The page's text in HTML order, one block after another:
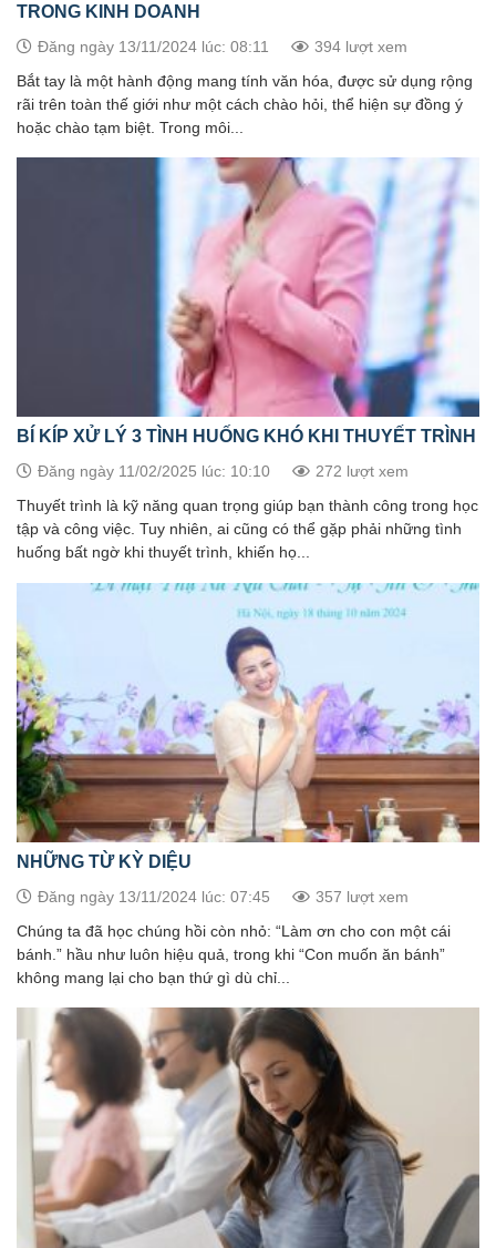
TRONG KINH DOANH
Đăng ngày 13/11/2024 lúc: 08:11 394 lượt xem
Bắt tay là một hành động mang tính văn hóa, được sử dụng rộng
rãi trên toàn thế giới như một cách chào hỏi, thể hiện sự đồng ý
hoặc chào tạm biệt. Trong môi...
BÍ KÍP XỬ LÝ 3 TÌNH HUỐNG KHÓ KHI THUYẾT TRÌNH
Đăng ngày 11/02/2025 lúc: 10:10 272 lượt xem
Thuyết trình là kỹ năng quan trọng giúp bạn thành công trong học
tập và công việc. Tuy nhiên, ai cũng có thể gặp phải những tình
huống bất ngờ khi thuyết trình, khiến họ...
NHỮNG TỪ KỲ DIỆU
Đăng ngày 13/11/2024 lúc: 07:45 357 lượt xem
Chúng ta đã học chúng hồi còn nhỏ: “Làm ơn cho con một cái
bánh.” hầu như luôn hiệu quả, trong khi “Con muốn ăn bánh”
không mang lại cho bạn thứ gì dù chỉ...